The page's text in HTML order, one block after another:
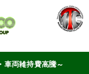
車両維持費高騰～